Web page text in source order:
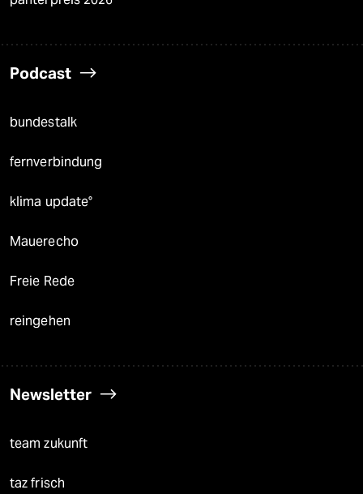
Podcast
bundestalk
fernverbindung
klima update°
Mauerecho
Freie Rede
reingehen
Newsletter
team zukunft
taz frisch